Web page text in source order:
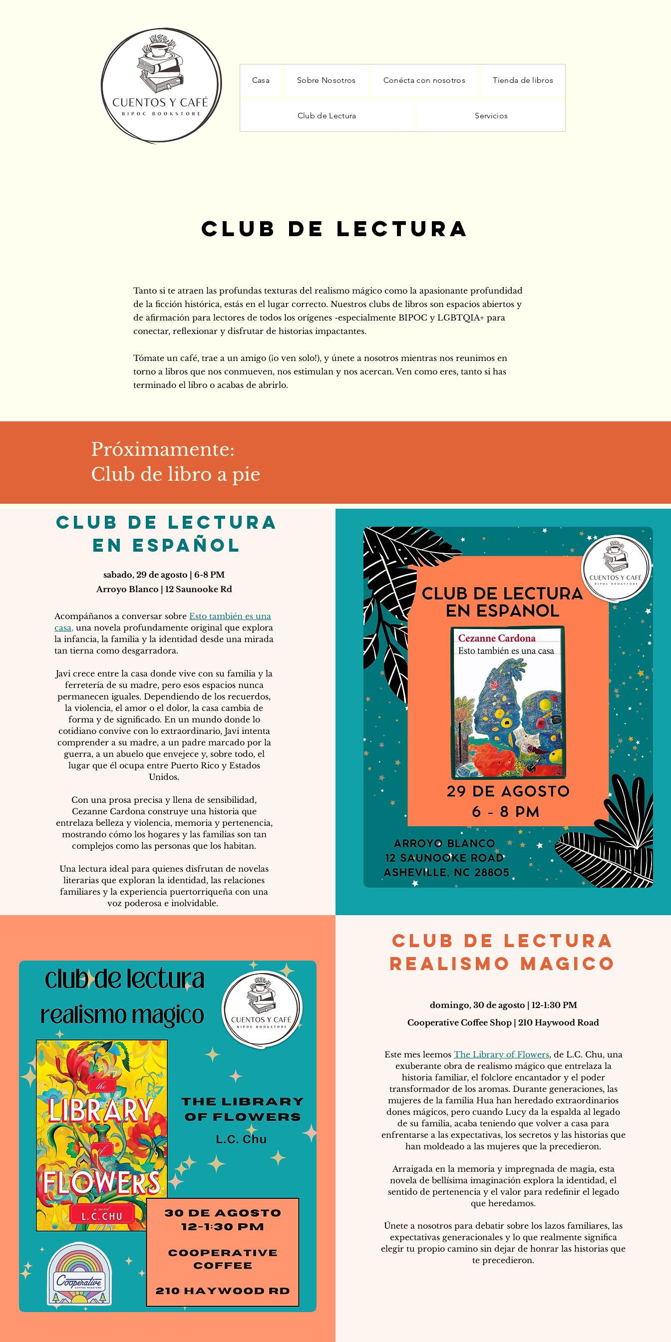
Casa Sobre Nosotros Conécta con nosotros Tienda de libros
Club de Lectura Servicios
Club de Lectura
Tanto si te atraen las profundas texturas del realismo mágico como la apasionante profundidad
de la ficción histórica, estás en el lugar correcto. Nuestros clubs de libros son espacios abiertos y
de afirmación para lectores de todos los orígenes -especialmente BIPOC y LGBTQIA+ para
conectar, reflexionar y disfrutar de historias impactantes.
Tómate un café, trae a un amigo (¡o ven solo!), y únete a nosotros mientras nos reunimos en
torno a libros que nos conmueven, nos estimulan y nos acercan. Ven como eres, tanto si has
terminado el libro o acabas de abrirlo.
Próximamente:
Club de libro a pie
club de lectura
en español
sabado, 29 de agosto | 6-8 PM
Arroyo Blanco | 12 Saunooke Rd
Acompáñanos a conversar sobre Esto también es una
casa, una novela profundamente original que explora
la infancia, la familia y la identidad desde una mirada
tan tierna como desgarradora.
Javi crece entre la casa donde vive con su familia y la
ferretería de su madre, pero esos espacios nunca
permanecen iguales. Dependiendo de los recuerdos,
la violencia, el amor o el dolor, la casa cambia de
forma y de significado. En un mundo donde lo
cotidiano convive con lo extraordinario, Javi intenta
comprender a su madre, a un padre marcado por la
guerra, a un abuelo que envejece y, sobre todo, el
lugar que él ocupa entre Puerto Rico y Estados
Unidos.
Con una prosa precisa y llena de sensibilidad,
Cezanne Cardona construye una historia que
entrelaza belleza y violencia, memoria y pertenencia,
mostrando cómo los hogares y las familias son tan
complejos como las personas que los habitan.
Una lectura ideal para quienes disfrutan de novelas
literarias que exploran la identidad, las relaciones
familiares y la experiencia puertorriqueña con una
voz poderosa e inolvidable.
club de lectura
realismo magico
domingo, 30 de agosto | 12-1:30 PM
Cooperative Coffee Shop | 210 Haywood Road
Este mes leemos The Library of Flowers, de L.C. Chu, una
exuberante obra de realismo mágico que entrelaza la
historia familiar, el folclore encantador y el poder
transformador de los aromas. Durante generaciones, las
mujeres de la familia Hua han heredado extraordinarios
dones mágicos, pero cuando Lucy da la espalda al legado
de su familia, acaba teniendo que volver a casa para
enfrentarse a las expectativas, los secretos y las historias que
han moldeado a las mujeres que la precedieron.
Arraigada en la memoria y impregnada de magia, esta
novela de bellísima imaginación explora la identidad, el
sentido de pertenencia y el valor para redefinir el legado
que heredamos.
Únete a nosotros para debatir sobre los lazos familiares, las
expectativas generacionales y lo que realmente significa
elegir tu propio camino sin dejar de honrar las historias que
te precedieron.